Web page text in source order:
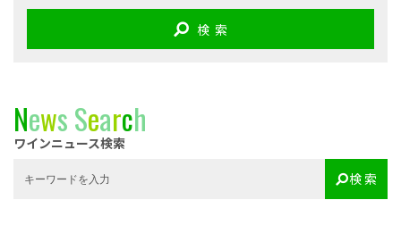
検 索
NewsSearch
ワインニュース検索
検 索